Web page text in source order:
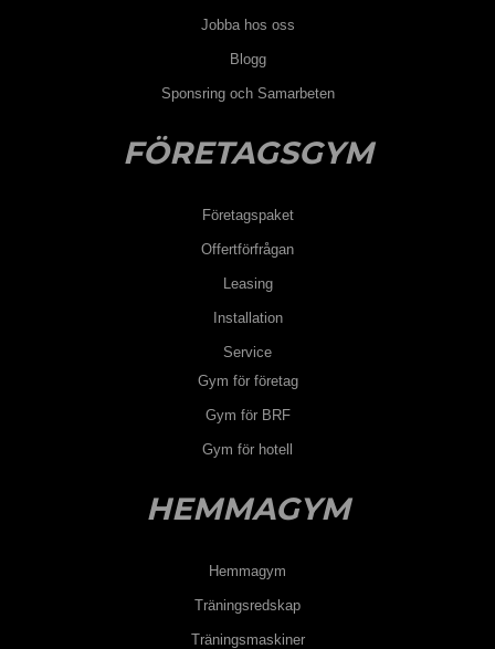
Jobba hos oss
Blogg
Sponsring och Samarbeten
FÖRETAGSGYM
Företagspaket
Offertförfrågan
Leasing
Installation
Service
Gym för företag
Gym för BRF
Gym för hotell
HEMMAGYM
Hemmagym
Träningsredskap
Träningsmaskiner